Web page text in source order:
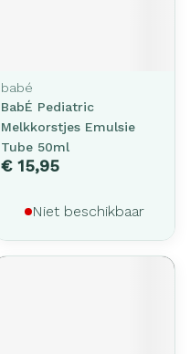
babé
BabÉ Pediatric
Melkkorstjes Emulsie
Tube 50ml
€ 15,95
Niet beschikbaar